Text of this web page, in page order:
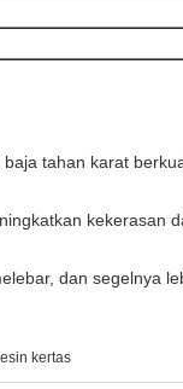
tahan karat
kekerasan
dan segelnya
kertas